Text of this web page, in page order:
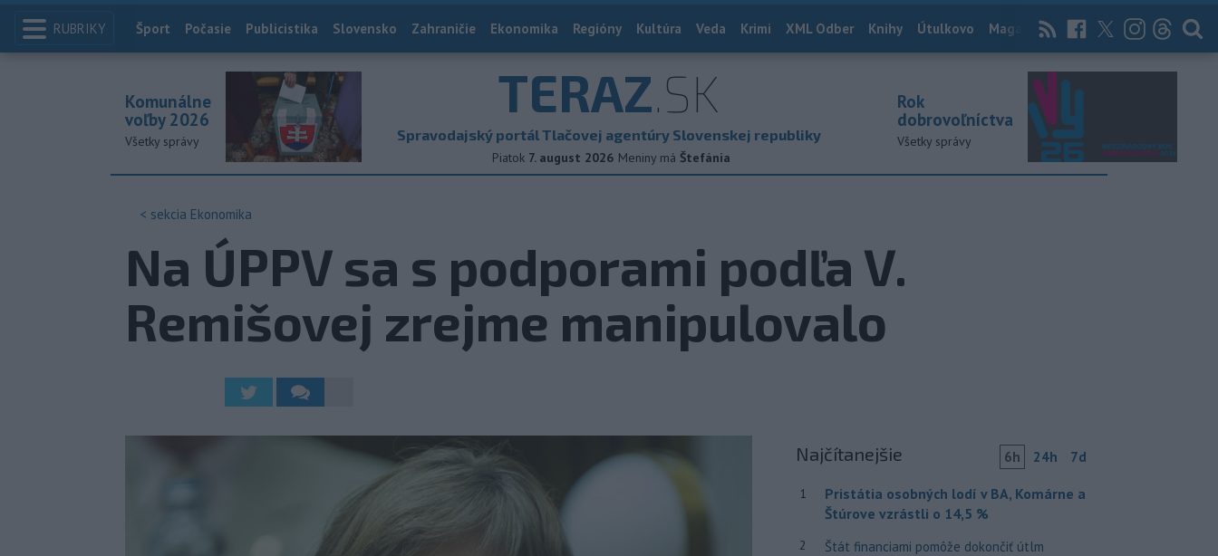
RUBRIKY Index
Šport Počasie Publicistika Slovensko Zahraničie Ekonomika Regióny Kultúra Veda Krimi XML Odber Knihy Útulkovo Magazín News Now Archív
TERAZ.SK
Spravodajský portál Tlačovej agentúry Slovenskej republiky
Piatok 7. august 2026 Meniny má Štefánia
Komunálne
voľby 2026
Všetky správy
Rok
dobrovoľníctva
Všetky správy
< sekcia Ekonomika
Na ÚPPV sa s podporami podľa V.
Remišovej zrejme manipulovalo
Najčítanejšie 6h 24h 7d
1
Pristátia osobných lodí v BA, Komárne a
Štúrove vzrástli o 14,5 %
2
Štát financiami pomôže dokončiť útlm